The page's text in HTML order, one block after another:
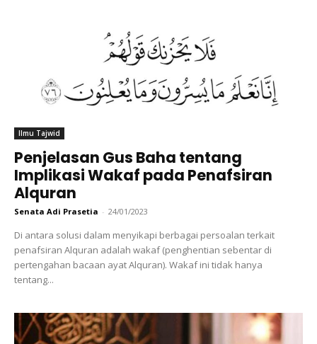
Ilmu Tajwid
Penjelasan Gus Baha tentang
Implikasi Wakaf pada Penafsiran
Alquran
Senata Adi Prasetia - 24/01/2023
Di antara solusi dalam menyikapi berbagai persoalan terkait
penafsiran Alquran adalah wakaf (penghentian sebentar di
pertengahan bacaan ayat Alquran). Wakaf ini tidak hanya
tentang...